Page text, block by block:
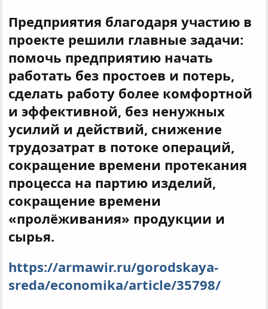
Предприятия благодаря участию в
проекте решили главные задачи:
помочь предприятию начать
работать без простоев и потерь,
сделать работу более комфортной
и эффективной, без ненужных
усилий и действий, снижение
трудозатрат в потоке операций,
сокращение времени протекания
процесса на партию изделий,
сокращение времени
«пролёживания» продукции и
сырья.
https://armawir.ru/gorodskaya-
sreda/economika/article/35798/